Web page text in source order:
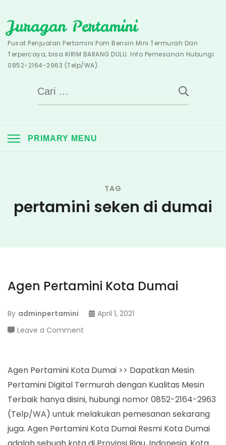
to
content
Juragan Pertamini
Pusat Penjualan Pertamini Pom Bensin Mini Termurah Dan
Terpercaya, bisa KIRIM BARANG DULU. Info Pemesanan Hubungi
0852-2164-2963 (Telp/WA).
Cari
untuk:
PRIMARY MENU
TAG
pertamini seken di dumai
Agen Pertamini Kota Dumai
By adminpertamini
April 1, 2021
Leave a Comment
Kota
Dumai
Agen Pertamini Kota Dumai >> Dapatkan Mesin
Pertamini Digital Termurah dengan Kualitas Mesin
Terbaik hanya disini, hubungi nomor 0852-2164-2963
(Telp/WA) untuk melakukan pemesanan sekarang
juga. Agen Pertamini Kota Dumai Resmi Kota Dumai